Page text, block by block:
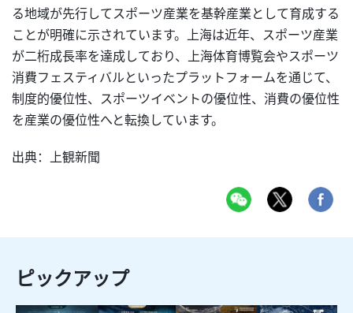
る地域が先行してスポーツ産業を基幹産業として育成する
ことが明確に示されています。上海は近年、スポーツ産業
が二桁成長率を達成しており、上海体育博覧会やスポーツ
消費フェスティバルといったプラットフォームを通じて、
制度的優位性、スポーツイベントの優位性、消費の優位性
を産業の優位性へと転換しています。
出典：上観新聞
ピックアップ